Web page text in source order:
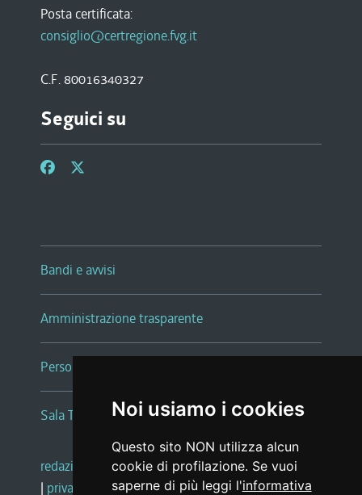
Noi usiamo i cookies
Questo sito NON utilizza alcun
cookie di profilazione. Se vuoi
saperne di più leggi l'informativa
Posta certificata:
consiglio@certregione.fvg.it
C.F. 80016340327
Seguici su
Bandi e avvisi
Amministrazione trasparente
Persone e Uffici
Sala Tiziano Tessitori
redazione web |note legali |glossario
| privacy social media policy